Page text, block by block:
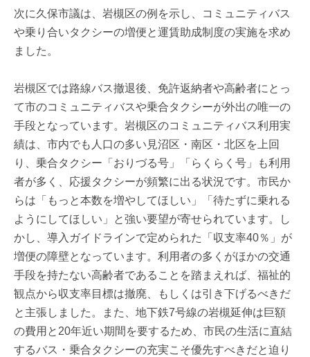
次に久保市議は、岩槻区の例を示し、コミュニティバス
や乗り合いタクシーの増便と運賃助成制度の実施を求め
ました。
岩槻区では路線バス撤退後、免許返納者や高齢者にとっ
て市のコミュニティバスや乗合タクシーが外出の唯一の
手段となっています。岩槻区のコミュニティバス利用実
績は、市内でも人口の多い見沼区・南区・北区を上回
り、乗合タクシー「おりづる号」「らくらく号」も利用
者が多く、応援タクシーが頻繁に出る状況です。市民か
らは「もっと本数を増やしてほしい」「待たずに乗れる
ようにしてほしい」と強い要望が寄せられています。し
かし、導入ガイドラインで定められた「収支率40％」が
増便の障壁となっています。利用者の多くがほかの交通
手段を持たない高齢者であることを踏まえれば、福祉的
観点から収支率目標は撤廃、もしくは引き下げるべきだ
と主張しました。また、地下鉄7号線の岩槻延伸は巨額
の費用と20年近い期間を要するため、市民の生活に直結
するバス・乗合タクシーの充実こそ優先すべきだと迫り